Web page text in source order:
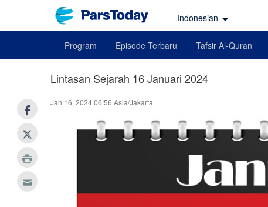
Indonesian
Program Episode Terbaru Tafsir Al-Quran
Lintasan Sejarah 16 Januari 2024
Jan 16, 2024 06:56 Asia/Jakarta